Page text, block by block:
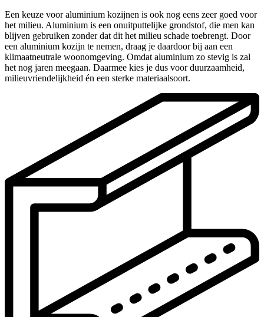
Een keuze voor aluminium kozijnen is ook nog eens zeer goed voor
het milieu. Aluminium is een onuitputtelijke grondstof, die men kan
blijven gebruiken zonder dat dit het milieu schade toebrengt. Door
een aluminium kozijn te nemen, draag je daardoor bij aan een
klimaatneutrale woonomgeving. Omdat aluminium zo stevig is zal
het nog jaren meegaan. Daarmee kies je dus voor duurzaamheid,
milieuvriendelijkheid én een sterke materiaalsoort.